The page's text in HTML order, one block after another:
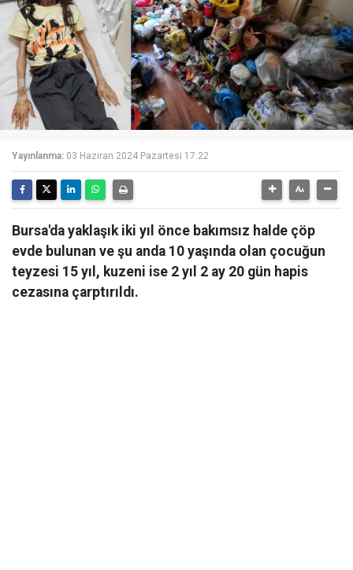
Yayınlanma: 03 Haziran 2024 Pazartesi 17:22
Bursa'da yaklaşık iki yıl önce bakımsız halde çöp
evde bulunan ve şu anda 10 yaşında olan çocuğun
teyzesi 15 yıl, kuzeni ise 2 yıl 2 ay 20 gün hapis
cezasına çarptırıldı.